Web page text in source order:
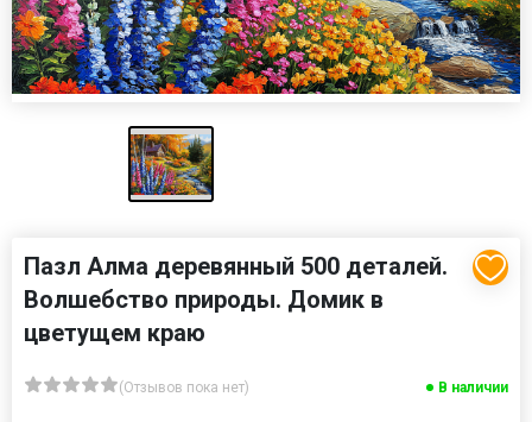
Пазл Алма деревянный 500 деталей.
Волшебство природы. Домик в
цветущем краю
(Отзывов пока нет) В наличии